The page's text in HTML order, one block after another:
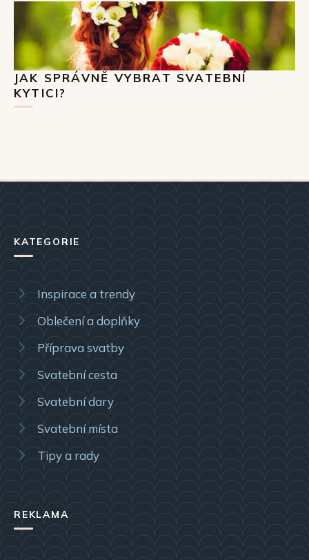
JAK SPRÁVNĚ VYBRAT SVATEBNÍ
KYTICI?
KATEGORIE
Inspirace a trendy
Oblečení a doplňky
Příprava svatby
Svatební cesta
Svatební dary
Svatební místa
Tipy a rady
REKLAMA